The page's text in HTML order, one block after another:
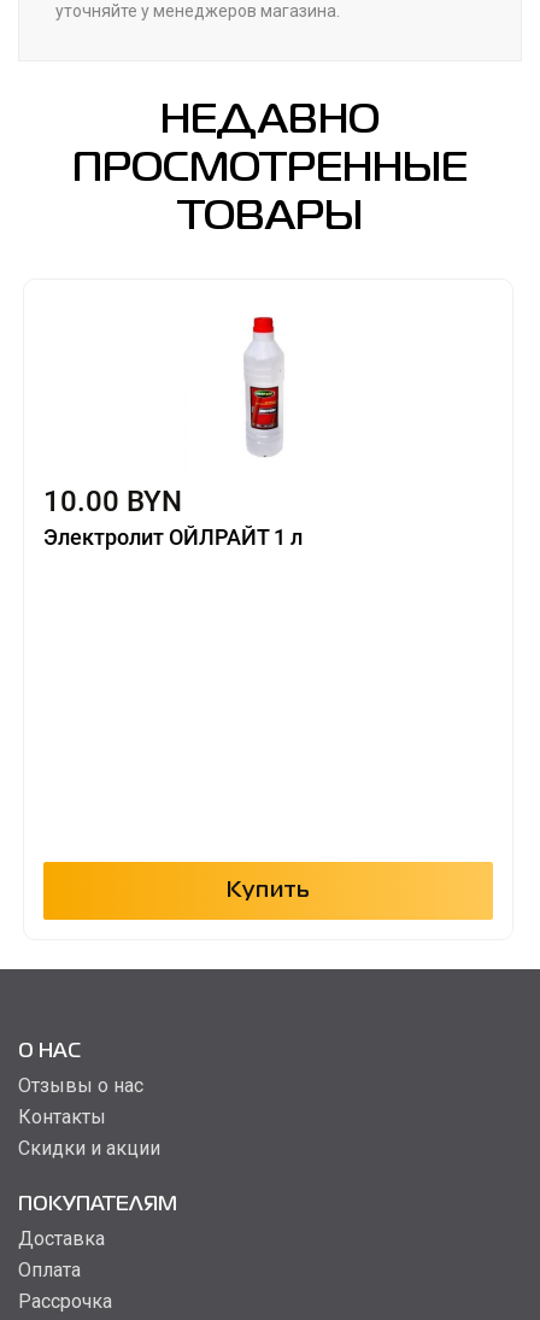
уточняйте у менеджеров магазина.
НЕДАВНО
ПРОСМОТРЕННЫЕ
ТОВАРЫ
10.00 BYN
Электролит ОЙЛРАЙТ 1 л
Купить
О НАС
Отзывы о нас
Контакты
Скидки и акции
ПОКУПАТЕЛЯМ
Доставка
Оплата
Рассрочка